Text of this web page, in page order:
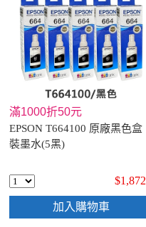
滿1000折50元
EPSON T664100 原廠黑色盒
裝墨水(5黑)
$1,872
加入購物車